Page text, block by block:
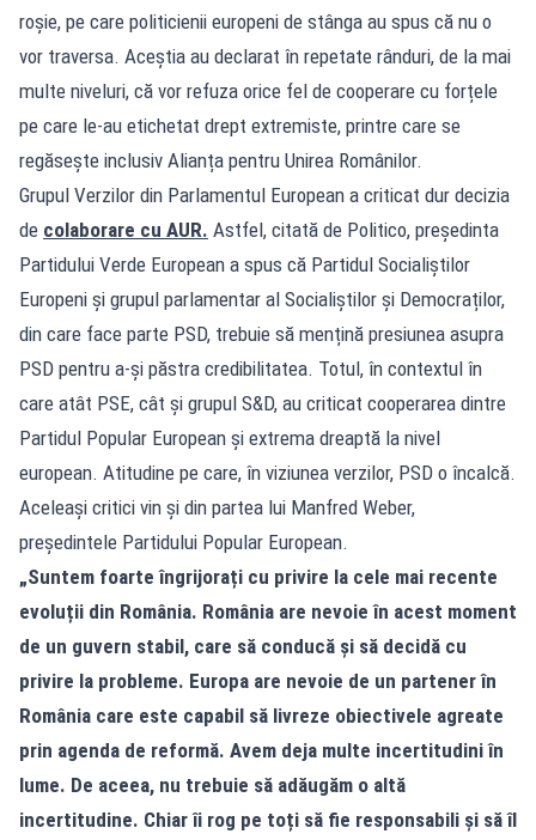
roșie, pe care politicienii europeni de stânga au spus că nu o
vor traversa. Aceștia au declarat în repetate rânduri, de la mai
multe niveluri, că vor refuza orice fel de cooperare cu forțele
pe care le-au etichetat drept extremiste, printre care se
regăsește inclusiv Alianța pentru Unirea Românilor.
Grupul Verzilor din Parlamentul European a criticat dur decizia
de colaborare cu AUR. Astfel, citată de Politico, președinta
Partidului Verde European a spus că Partidul Socialiștilor
Europeni și grupul parlamentar al Socialiștilor și Democraților,
din care face parte PSD, trebuie să mențină presiunea asupra
PSD pentru a-și păstra credibilitatea. Totul, în contextul în
care atât PSE, cât și grupul S&D, au criticat cooperarea dintre
Partidul Popular European și extrema dreaptă la nivel
european. Atitudine pe care, în viziunea verzilor, PSD o încalcă.
Aceleași critici vin și din partea lui Manfred Weber,
președintele Partidului Popular European.
„Suntem foarte îngrijorați cu privire la cele mai recente
evoluții din România. România are nevoie în acest moment
de un guvern stabil, care să conducă și să decidă cu
privire la probleme. Europa are nevoie de un partener în
România care este capabil să livreze obiectivele agreate
prin agenda de reformă. Avem deja multe incertitudini în
lume. De aceea, nu trebuie să adăugăm o altă
incertitudine. Chiar îi rog pe toți să fie responsabili și să îl